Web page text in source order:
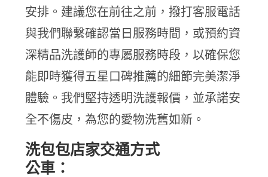
安排。建議您在前往之前，撥打客服電話
與我們聯繫確認當日服務時間，或預約資
深精品洗護師的專屬服務時段，以確保您
能即時獲得五星口碑推薦的細節完美潔淨
體驗。我們堅持透明洗護報價，並承諾安
全不傷皮，為您的愛物洗舊如新。
洗包包店家交通方式
公車：